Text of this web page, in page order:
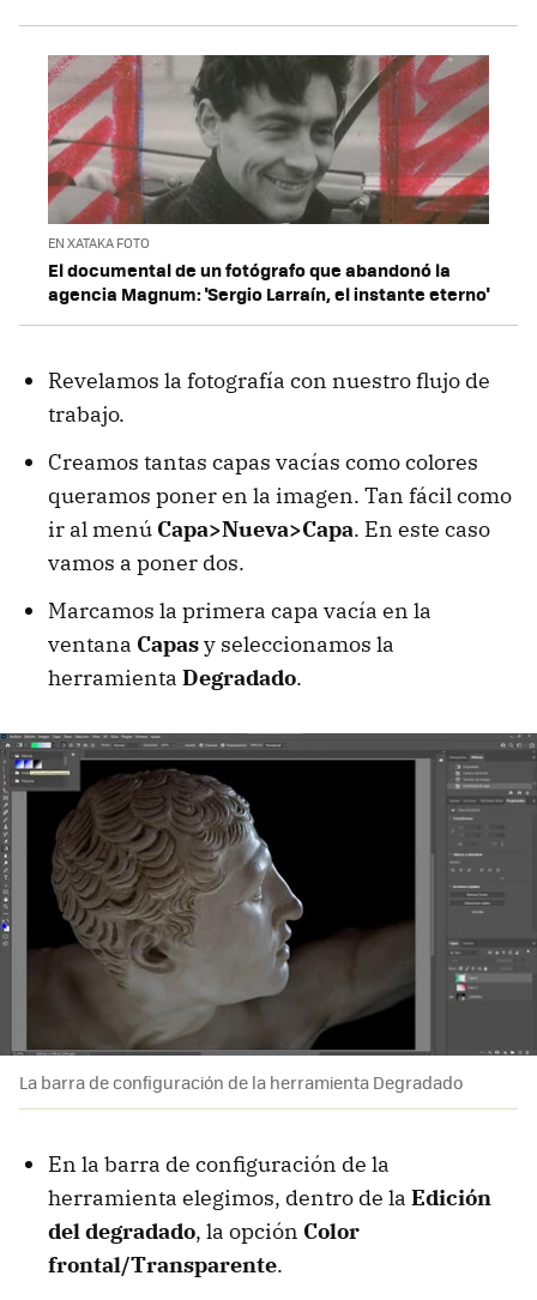
EN XATAKA FOTO
El documental de un fotógrafo que abandonó la
agencia Magnum: 'Sergio Larraín, el instante eterno'
Revelamos la fotografía con nuestro flujo de
trabajo.
Creamos tantas capas vacías como colores
queramos poner en la imagen. Tan fácil como
ir al menú Capa>Nueva>Capa. En este caso
vamos a poner dos.
Marcamos la primera capa vacía en la
ventana Capasy seleccionamos la
herramienta Degradado.
La barra de configuración de la herramienta Degradado
En la barra de configuración de la
herramienta elegimos, dentro de la Edición
del degradado, la opción Color
frontal/Transparente.